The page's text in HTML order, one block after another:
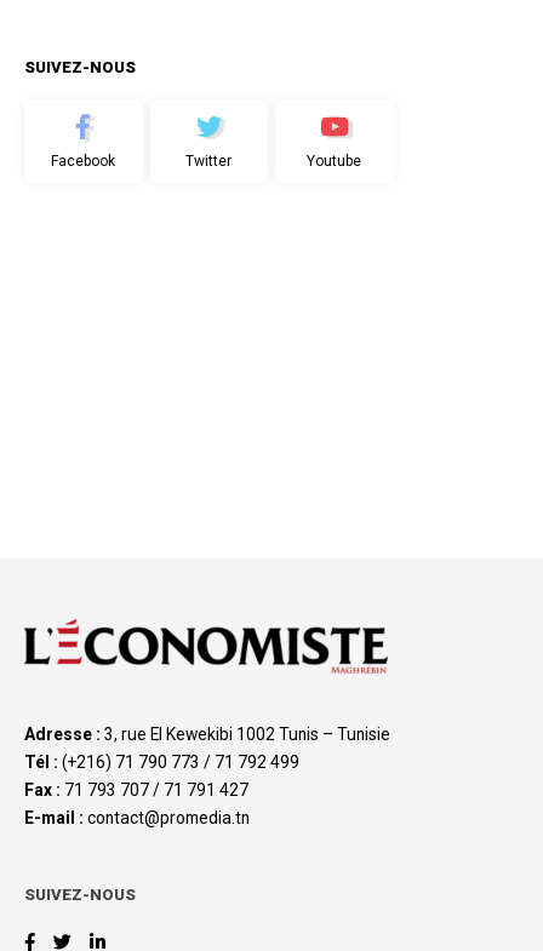
SUIVEZ-NOUS
Facebook Twitter Youtube
Adresse : 3, rue El Kewekibi 1002 Tunis – Tunisie
Tél : (+216) 71 790 773 / 71 792 499
Fax : 71 793 707 / 71 791 427
E-mail : contact@promedia.tn
SUIVEZ-NOUS